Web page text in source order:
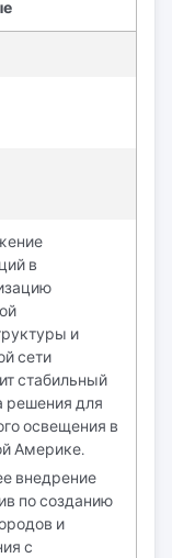
в
и
сети
стабильный
решения для
освещения в
Америке.
внедрение
по созданию
и
с